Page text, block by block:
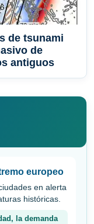
de tsunami
de
antiguos
europeo
en alerta
históricas.
la demanda